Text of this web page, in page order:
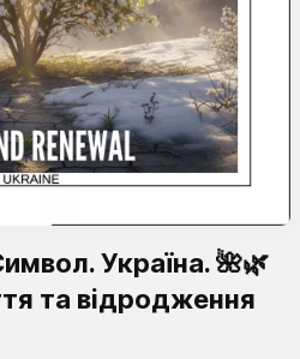
Україна. 🌺🌿
та відродження